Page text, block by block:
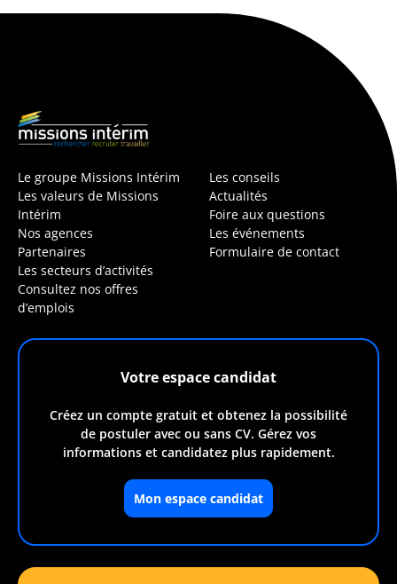
Le groupe Missions Intérim
Les valeurs de Missions
Intérim
Nos agences
Partenaires
Les secteurs d’activités
Consultez nos offres
d’emplois
Les conseils
Actualités
Foire aux questions
Les événements
Formulaire de contact
Votre espace candidat
Créez un compte gratuit et obtenez la possibilité
de postuler avec ou sans CV. Gérez vos
informations et candidatez plus rapidement.
Mon espace candidat